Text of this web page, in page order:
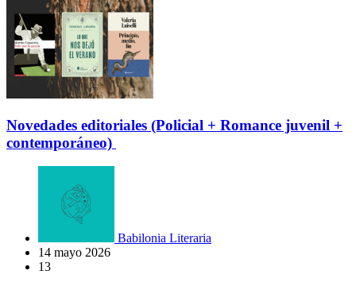
Novedades editoriales (Policial + Romance juvenil +
contemporáneo)
Babilonia Literaria
14 mayo 2026
13